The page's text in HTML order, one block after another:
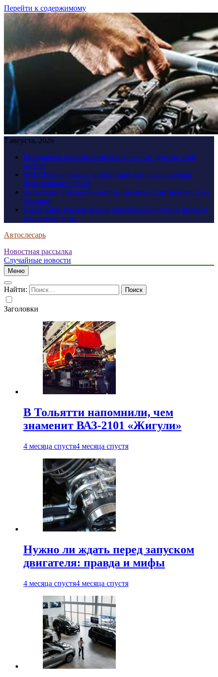
Перейти к содержимому
7 августа, 2026
Москвичам назвали самый солнечный день на этой
неделе
МИД Ирана назвал препятствие для продолжения
переговоров с США
Зеленский отказался считать Трампа гарантией мира на
Украине
Ехать через греков: Какие европейские страны выдают
россиянам визы
Автослесарь
Новостная рассылка
Случайные новости
Меню
Найти:
Заголовки
В Тольятти напомнили, чем
знаменит ВАЗ-2101 «Жигули»
4 месяца спустя4 месяца спустя
Нужно ли ждать перед запуском
двигателя: правда и мифы
4 месяца спустя4 месяца спустя